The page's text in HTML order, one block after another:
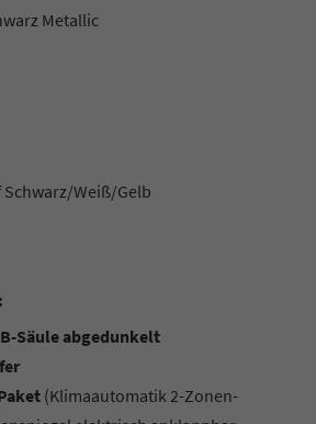
Metallic
Schwarz/Weiß/Gelb
Säule abgedunkelt
(Klimaautomatik 2-Zonen-